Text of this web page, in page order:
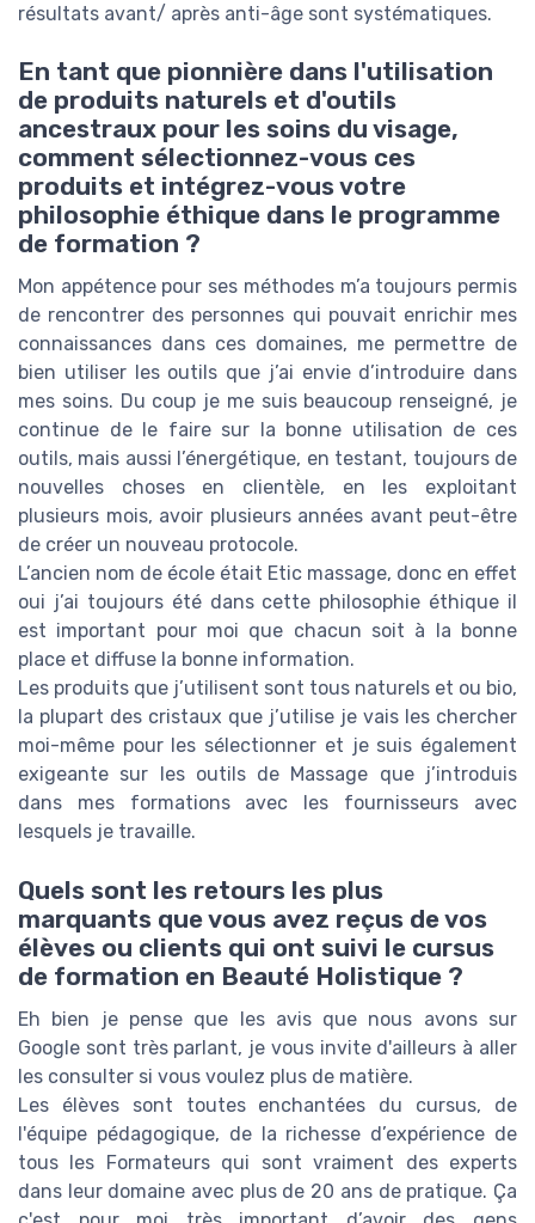
résultats avant/ après anti-âge sont systématiques.
En tant que pionnière dans l'utilisation
de produits naturels et d'outils
ancestraux pour les soins du visage,
comment sélectionnez-vous ces
produits et intégrez-vous votre
philosophie éthique dans le programme
de formation ?
Mon appétence pour ses méthodes m’a toujours permis
de rencontrer des personnes qui pouvait enrichir mes
connaissances dans ces domaines, me permettre de
bien utiliser les outils que j’ai envie d’introduire dans
mes soins. Du coup je me suis beaucoup renseigné, je
continue de le faire sur la bonne utilisation de ces
outils, mais aussi l’énergétique, en testant, toujours de
nouvelles choses en clientèle, en les exploitant
plusieurs mois, avoir plusieurs années avant peut-être
de créer un nouveau protocole.
L’ancien nom de école était Etic massage, donc en effet
oui j’ai toujours été dans cette philosophie éthique il
est important pour moi que chacun soit à la bonne
place et diffuse la bonne information.
Les produits que j’utilisent sont tous naturels et ou bio,
la plupart des cristaux que j’utilise je vais les chercher
moi-même pour les sélectionner et je suis également
exigeante sur les outils de Massage que j’introduis
dans mes formations avec les fournisseurs avec
lesquels je travaille.
Quels sont les retours les plus
marquants que vous avez reçus de vos
élèves ou clients qui ont suivi le cursus
de formation en Beauté Holistique ?
Eh bien je pense que les avis que nous avons sur
Google sont très parlant, je vous invite d'ailleurs à aller
les consulter si vous voulez plus de matière.
Les élèves sont toutes enchantées du cursus, de
l'équipe pédagogique, de la richesse d’expérience de
tous les Formateurs qui sont vraiment des experts
dans leur domaine avec plus de 20 ans de pratique. Ça